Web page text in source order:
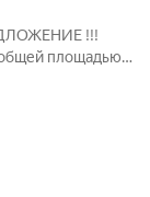
!!!
площадью
На первом